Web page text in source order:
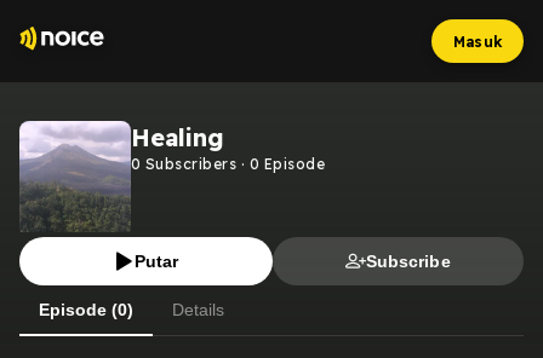
Masuk
Healing
0 Subscribers · 0 Episode
Putar Subscribe
Episode (0) Details